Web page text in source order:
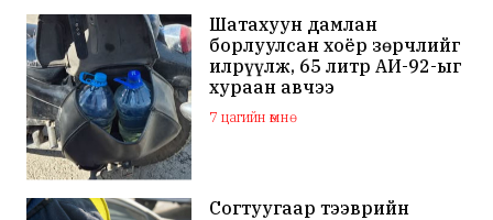
Шатахуун дамлан
борлуулсан хоёр зөрчлийг
илрүүлж, 65 литр АИ-92-ыг
хураан авчээ
7 цагийн өмнө
Согтуугаар тээврийн